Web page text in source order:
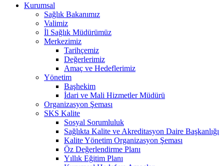
Kurumsal
Sağlık Bakanımız
Valimiz
İl Sağlık Müdürümüz
Merkezimiz
Tarihçemiz
Değerlerimiz
Amaç ve Hedeflerimiz
Yönetim
Başhekim
İdari ve Mali Hizmetler Müdürü
Organizasyon Şeması
SKS Kalite
Sosyal Sorumluluk
Sağlıkta Kalite ve Akreditasyon Daire Başkanlığı
Kalite Yönetim Organizasyon Şeması
Öz Değerlendirme Planı
Yıllık Eğitim Planı